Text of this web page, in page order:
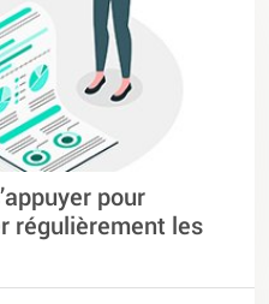
pour
régulièrement les